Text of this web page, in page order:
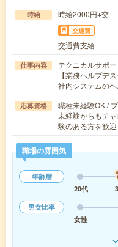
時給 時給2000円+交
交通費
交通費支給
仕事内容
テクニカルサポ
【業務ヘルプデ
社内システムの
応募資格
職種未経験OK /
未経験からもチ
験のある方を歓
職場の雰囲気
年齢層
20代
男女比率
女性